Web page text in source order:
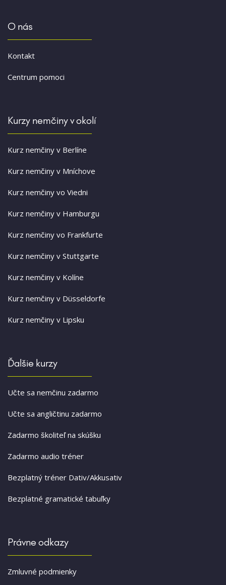
O nás
Kontakt
Centrum pomoci
Kurzy nemčiny v okolí
Kurz nemčiny v Berlíne
Kurz nemčiny v Mníchove
Kurz nemčiny vo Viedni
Kurz nemčiny v Hamburgu
Kurz nemčiny vo Frankfurte
Kurz nemčiny v Stuttgarte
Kurz nemčiny v Kolíne
Kurz nemčiny v Düsseldorfe
Kurz nemčiny v Lipsku
Ďalšie kurzy
Učte sa nemčinu zadarmo
Učte sa angličtinu zadarmo
Zadarmo školiteľ na skúšku
Zadarmo audio tréner
Bezplatný tréner Dativ/Akkusativ
Bezplatné gramatické tabuľky
Právne odkazy
Zmluvné podmienky